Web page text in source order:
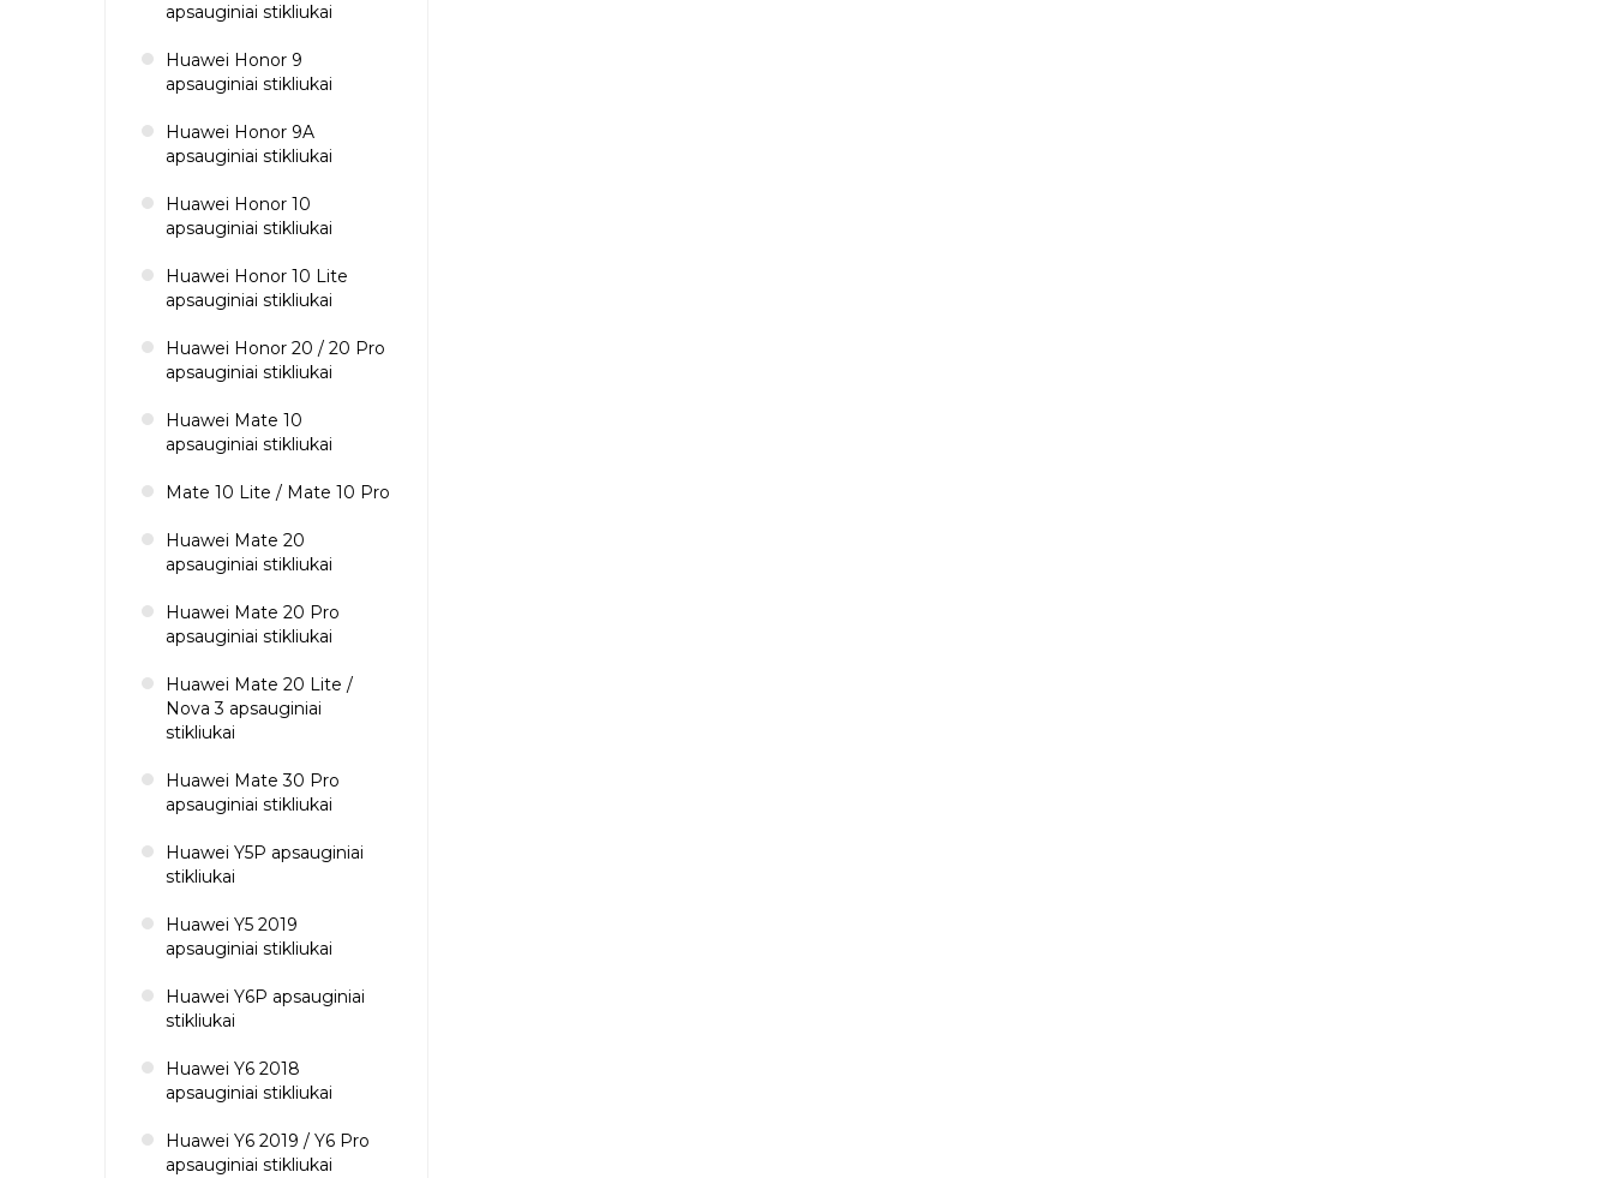
apsauginiai stikliukai
Huawei Honor 9
apsauginiai stikliukai
Huawei Honor 9A
apsauginiai stikliukai
Huawei Honor 10
apsauginiai stikliukai
Huawei Honor 10 Lite
apsauginiai stikliukai
Huawei Honor 20 / 20 Pro
apsauginiai stikliukai
Huawei Mate 10
apsauginiai stikliukai
Mate 10 Lite / Mate 10 Pro
Huawei Mate 20
apsauginiai stikliukai
Huawei Mate 20 Pro
apsauginiai stikliukai
Huawei Mate 20 Lite /
Nova 3 apsauginiai
stikliukai
Huawei Mate 30 Pro
apsauginiai stikliukai
Huawei Y5P apsauginiai
stikliukai
Huawei Y5 2019
apsauginiai stikliukai
Huawei Y6P apsauginiai
stikliukai
Huawei Y6 2018
apsauginiai stikliukai
Huawei Y6 2019 / Y6 Pro
apsauginiai stikliukai